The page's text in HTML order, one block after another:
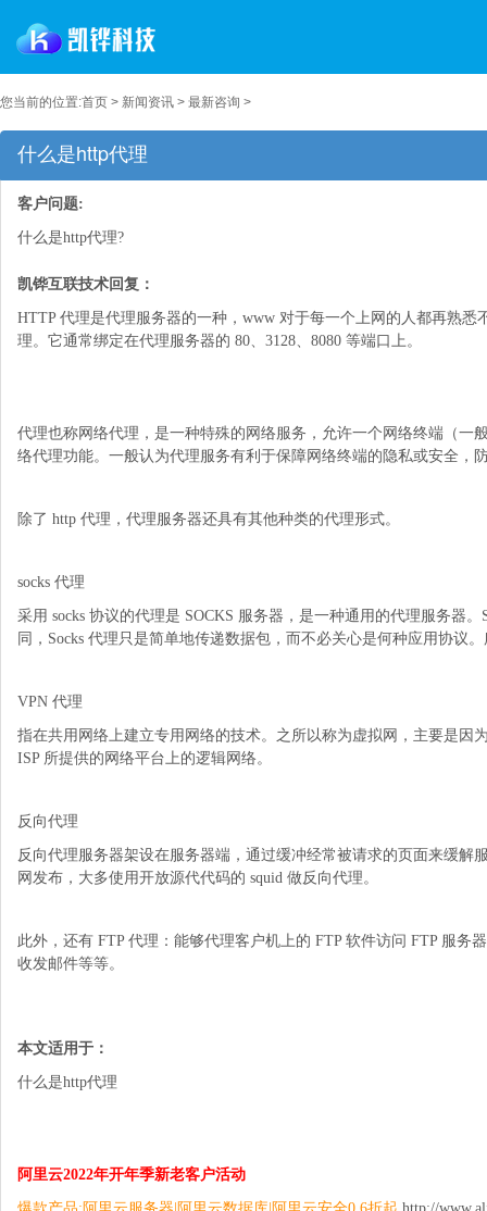
您当前的位置:首页 > 新闻资讯 > 最新咨询 >
什么是http代理
客户问题:
什么是http代理?
凯铧互联技术回复：
HTTP 代理是代理服务器的一种，www 对于每一个上网的人都再熟
理。它通常绑定在代理服务器的 80、3128、8080 等端口上。
代理也称网络代理，是一种特殊的网络服务，允许一个网络终端（
络代理功能。一般认为代理服务有利于保障网络终端的隐私或安全，
除了 http 代理，代理服务器还具有其他种类的代理形式。
socks 代理
采用 socks 协议的代理是 SOCKS 服务器，是一种通用的代理服务器
同，Socks 代理只是简单地传递数据包，而不必关心是何种应用协议
VPN 代理
指在共用网络上建立专用网络的技术。之所以称为虚拟网，主要是
ISP 所提供的网络平台上的逻辑网络。
反向代理
反向代理服务器架设在服务器端，通过缓冲经常被请求的页面来缓
网发布，大多使用开放源代代码的 squid 做反向代理。
此外，还有 FTP 代理：能够代理客户机上的 FTP 软件访问 FTP 服务
收发邮件等等。
本文适用于：
什么是http代理
阿里云2022年开年季新老客户活动